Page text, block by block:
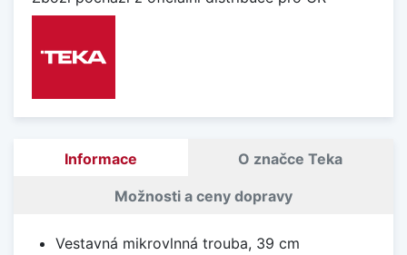
Informace O značce Teka
Možnosti a ceny dopravy
Vestavná mikrovlnná trouba, 39 cm